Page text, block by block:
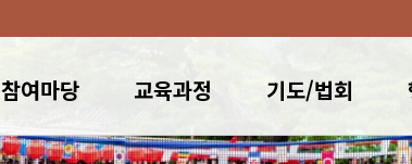
참여마당 교육과정 기도/법회